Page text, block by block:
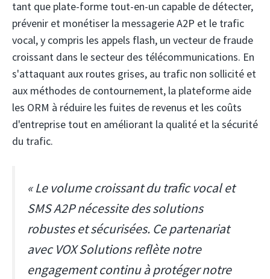
tant que plate-forme tout-en-un capable de détecter,
prévenir et monétiser la messagerie A2P et le trafic
vocal, y compris les appels flash, un vecteur de fraude
croissant dans le secteur des télécommunications. En
s'attaquant aux routes grises, au trafic non sollicité et
aux méthodes de contournement, la plateforme aide
les ORM à réduire les fuites de revenus et les coûts
d'entreprise tout en améliorant la qualité et la sécurité
du trafic.
« Le volume croissant du trafic vocal et
SMS A2P nécessite des solutions
robustes et sécurisées. Ce partenariat
avec VOX Solutions reflète notre
engagement continu à protéger notre